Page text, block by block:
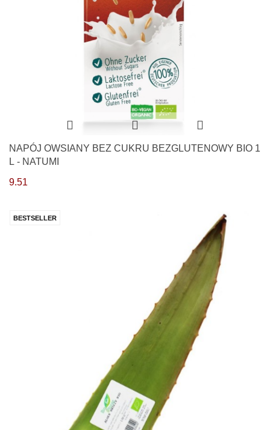
NAPÓJ OWSIANY BEZ CUKRU BEZGLUTENOWY BIO 1
L - NATUMI
9.51
BESTSELLER